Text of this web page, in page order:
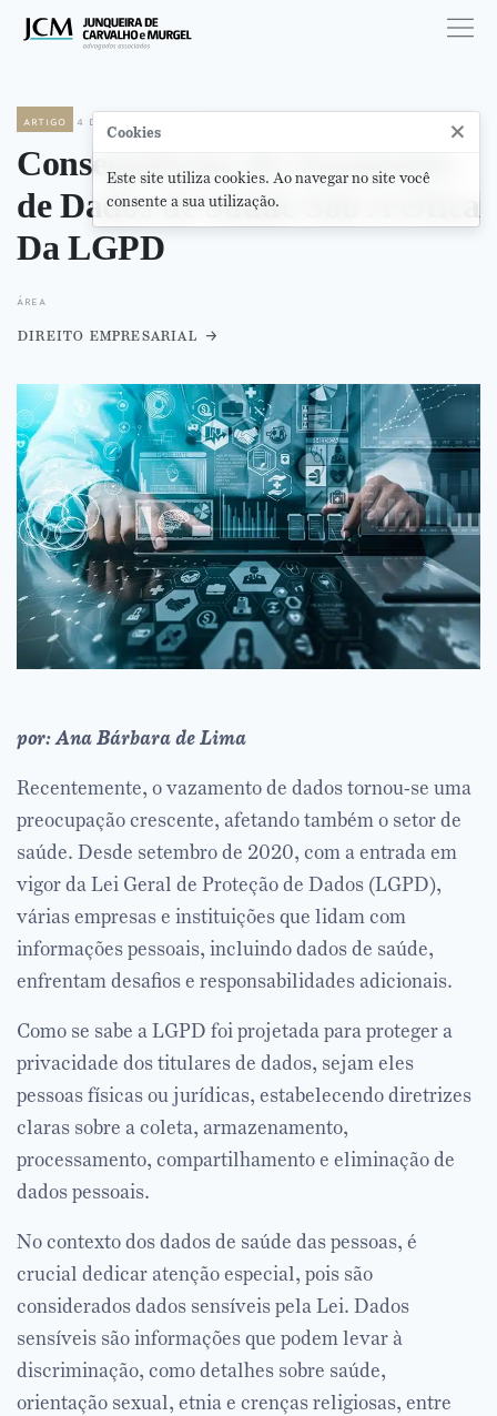
artigo 4 de julho de 2024
Consequências do Vazamento
de Dados de Saúde Sob A Ótica
Da LGPD
área
direito empresarial
por: Ana Bárbara de Lima
Recentemente, o vazamento de dados tornou-se uma
preocupação crescente, afetando também o setor de
saúde. Desde setembro de 2020, com a entrada em
vigor da Lei Geral de Proteção de Dados (LGPD),
várias empresas e instituições que lidam com
informações pessoais, incluindo dados de saúde,
enfrentam desafios e responsabilidades adicionais.
Como se sabe a LGPD foi projetada para proteger a
privacidade dos titulares de dados, sejam eles
pessoas físicas ou jurídicas, estabelecendo diretrizes
claras sobre a coleta, armazenamento,
processamento, compartilhamento e eliminação de
dados pessoais.
No contexto dos dados de saúde das pessoas, é
crucial dedicar atenção especial, pois são
considerados dados sensíveis pela Lei. Dados
sensíveis são informações que podem levar à
discriminação, como detalhes sobre saúde,
orientação sexual, etnia e crenças religiosas, entre
Cookies ×
Este site utiliza cookies. Ao navegar no site você
consente a sua utilização.